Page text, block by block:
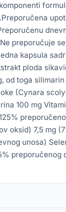
preporučuje
kapsula
ploda
od toga
(Cynara
100 mg
oksid) 7,5 mg
unosa)
preporučenog